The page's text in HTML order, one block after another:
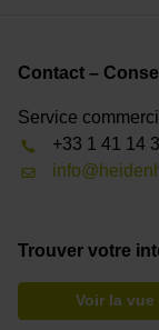
Contact –
Service
+33 1 41 14
Trouver votre
Voir la vue